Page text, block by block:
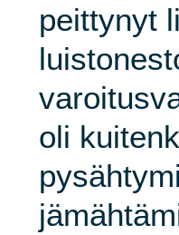
peittynyt
oli